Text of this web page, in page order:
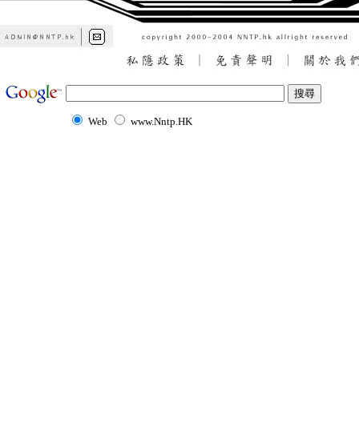
Web www.Nntp.HK